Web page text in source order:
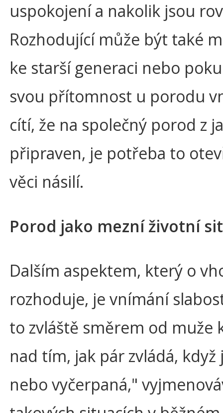
uspokojení a nakolik jsou
Rozhodující může být také
ke starší generaci nebo
svou přítomnost u porodu
cítí, že na společný porod z
připraven, je potřeba to
věci násilí.
Porod jako mezní životní
Dalším aspektem, který o
rozhoduje, je vnímání
to zvláště směrem od muže
nad tím, jak pár zvládá,
nebo vyčerpaná,"